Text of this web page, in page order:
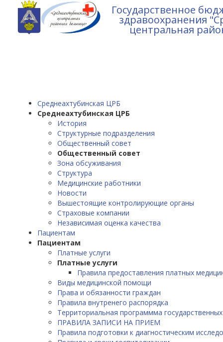
Государственное
здравоохранения
центральная
Среднеахтубинская ЦРБ
Среднеахтубинская ЦРБ
История
Структурные подразделения
Общественный совет
Общественный совет
Зона обсуживания
Структура
Медицинские работники
Новости
Вышестоящие контролирующие органы
Страховые компании
Независимая оценка качества
Пациентам
Пациентам
Платные услуги
Платные услуги
Правила предоставления платных
Виды медицинской помощи
Права и обязанности граждан
Правила внутренего распорядка
Территориальная программма
ПРАВИЛА ЗАПИСИ НА ПРИЕМ
Правила подготовки к диагностическим